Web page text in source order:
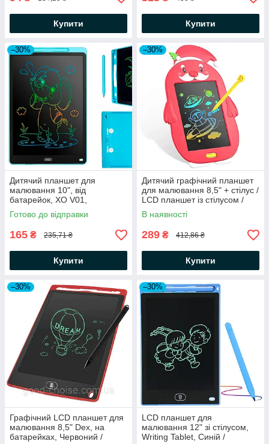
Купити Купити
–30%
Дитячий планшет для
малювання 10", від
батарейок, XO V01,
Блакитний / LCD-планшет /
Графічний планшет
Готово до відправки
165 ₴ 235,71 ₴
Купити
–30%
Дитячий графічний планшет
для малювання 8,5" + стілус /
LCD планшет із стілусом /
Дошка для малювання
В наявності
289 ₴ 412,86 ₴
Купити
–30%
Графічний LCD планшет для
малювання 8,5" Dex, на
батарейках, Червоний /
–30%
LCD планшет для
малювання 12" зі стілусом,
Writing Tablet, Синій /